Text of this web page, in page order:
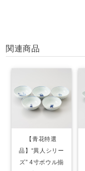
関連商品
【青花特選
品】“異人シリー
ズ” 4寸ボウル揃